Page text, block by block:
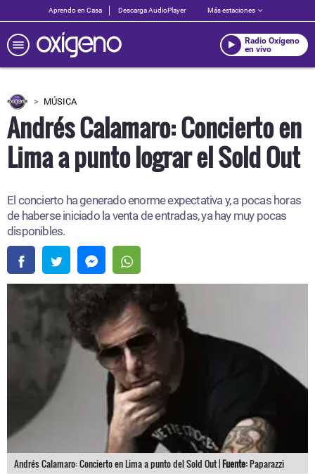
Aprendo en Casa Descarga AudioPlayer Más estaciones
Radio Oxígeno
en vivo
MÚSICA
Andrés Calamaro: Concierto en
Lima a punto lograr el Sold Out
El concierto ha generado enorme expectativa y, a pocas horas
de haberse iniciado la venta de entradas, ya hay muy pocas
disponibles.
Andrés Calamaro: Concierto en Lima a punto del Sold Out |Fuente:Paparazzi